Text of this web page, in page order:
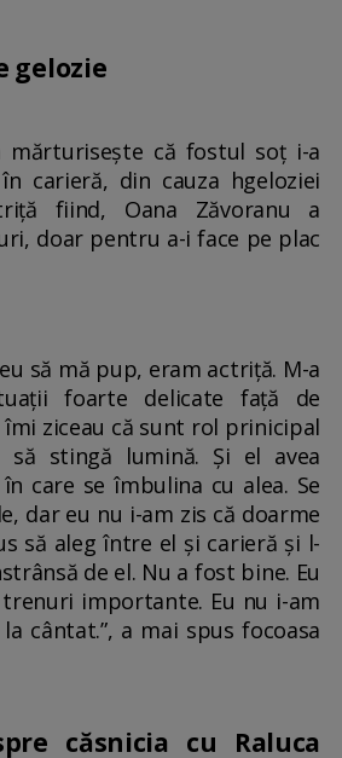
gelozie
mărturisește că fostul soț i-a
carieră, din cauza hgeloziei
fiind, Oana Zăvoranu a
doar pentru a-i face pe plac
să mă pup, eram actriță. M-a
foarte delicate față de
ziceau că sunt rol prinicipal
stingă lumină. Și el avea
care se îmbulina cu alea. Se
dar eu nu i-am zis că doarme
să aleg între el și carieră și l-
de el. Nu a fost bine. Eu
importante. Eu nu i-am
cântat.”, a mai spus focoasa
căsnicia cu Raluca